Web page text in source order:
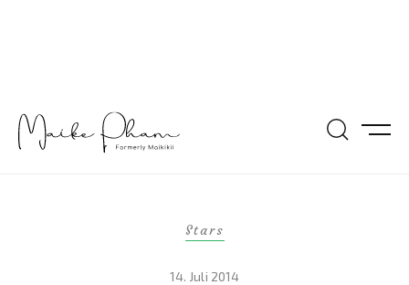
Stars
14. Juli 2014